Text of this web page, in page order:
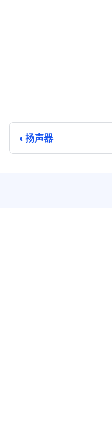
扬声器